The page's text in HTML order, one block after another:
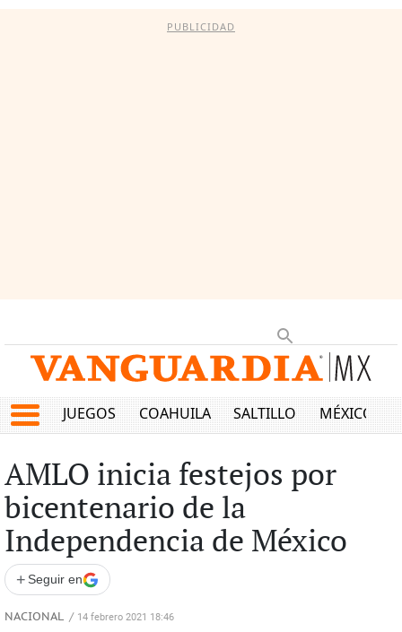
PUBLICIDAD
JUEGOS COAHUILA SALTILLO MÉXICO
AMLO inicia festejos por
bicentenario de la
Independencia de México
+ Seguir en
NACIONAL / 14 febrero 2021 18:46